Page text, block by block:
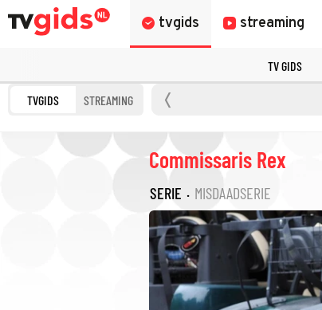
tvgids streaming
TV GIDS
TVGIDS STREAMING
Commissaris Rex
SERIE · MISDAADSERIE